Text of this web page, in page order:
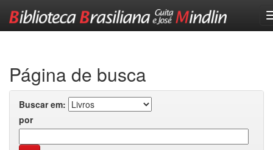
Página de busca
Buscar em:
por